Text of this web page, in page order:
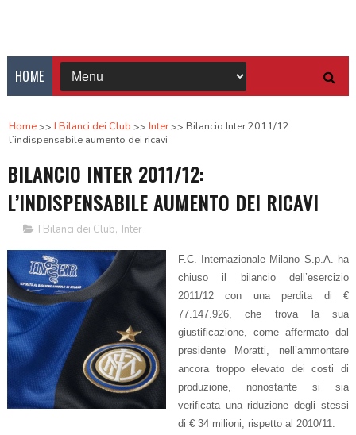
HOME
Home I Bilanci dei Club Inter
Bilancio Inter 2011/12:
l’indispensabile aumento dei ricavi
BILANCIO INTER 2011/12:
L’INDISPENSABILE AUMENTO DEI RICAVI
I Bilanci dei Club, Inter
F.C. Internazionale Milano S.p.A. ha
chiuso il bilancio dell’esercizio
2011/12 con una perdita di €
77.147.926, che trova la sua
giustificazione, come affermato dal
presidente Moratti, nell’ammontare
ancora troppo elevato dei costi di
produzione, nonostante si sia
verificata una riduzione degli stessi
di € 34 milioni, rispetto al 2010/11.